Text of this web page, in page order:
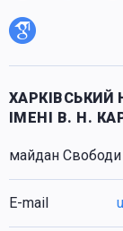
ХАРКІВСЬКИЙ
ІМЕНІ В. Н.
майдан Свободи
E-mail